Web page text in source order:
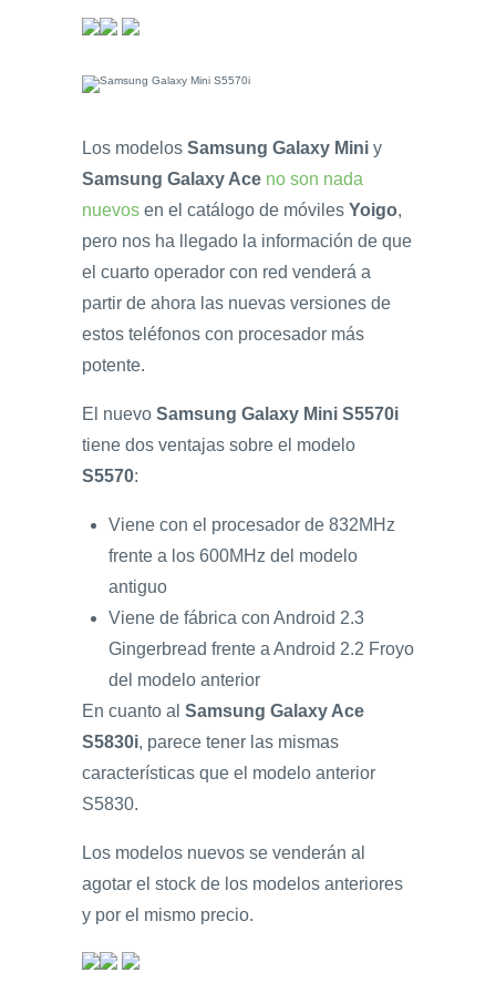
Los modelos Samsung Galaxy Mini y
Samsung Galaxy Ace no son nada
nuevos en el catálogo de móviles Yoigo,
pero nos ha llegado la información de que
el cuarto operador con red venderá a
partir de ahora las nuevas versiones de
estos teléfonos con procesador más
potente.
El nuevo Samsung Galaxy Mini S5570i
tiene dos ventajas sobre el modelo
S5570:
Viene con el procesador de 832MHz
frente a los 600MHz del modelo
antiguo
Viene de fábrica con Android 2.3
Gingerbread frente a Android 2.2 Froyo
del modelo anterior
En cuanto al Samsung Galaxy Ace
S5830i, parece tener las mismas
características que el modelo anterior
S5830.
Los modelos nuevos se venderán al
agotar el stock de los modelos anteriores
y por el mismo precio.